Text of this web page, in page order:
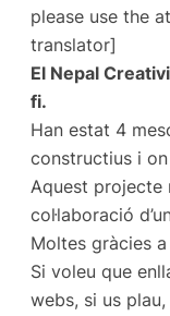
please use the
translator]
El Nepal
fi.
Han estat 4
constructius i
Aquest projecte
col·laboració
Moltes gràcies
Si voleu que
webs, si us